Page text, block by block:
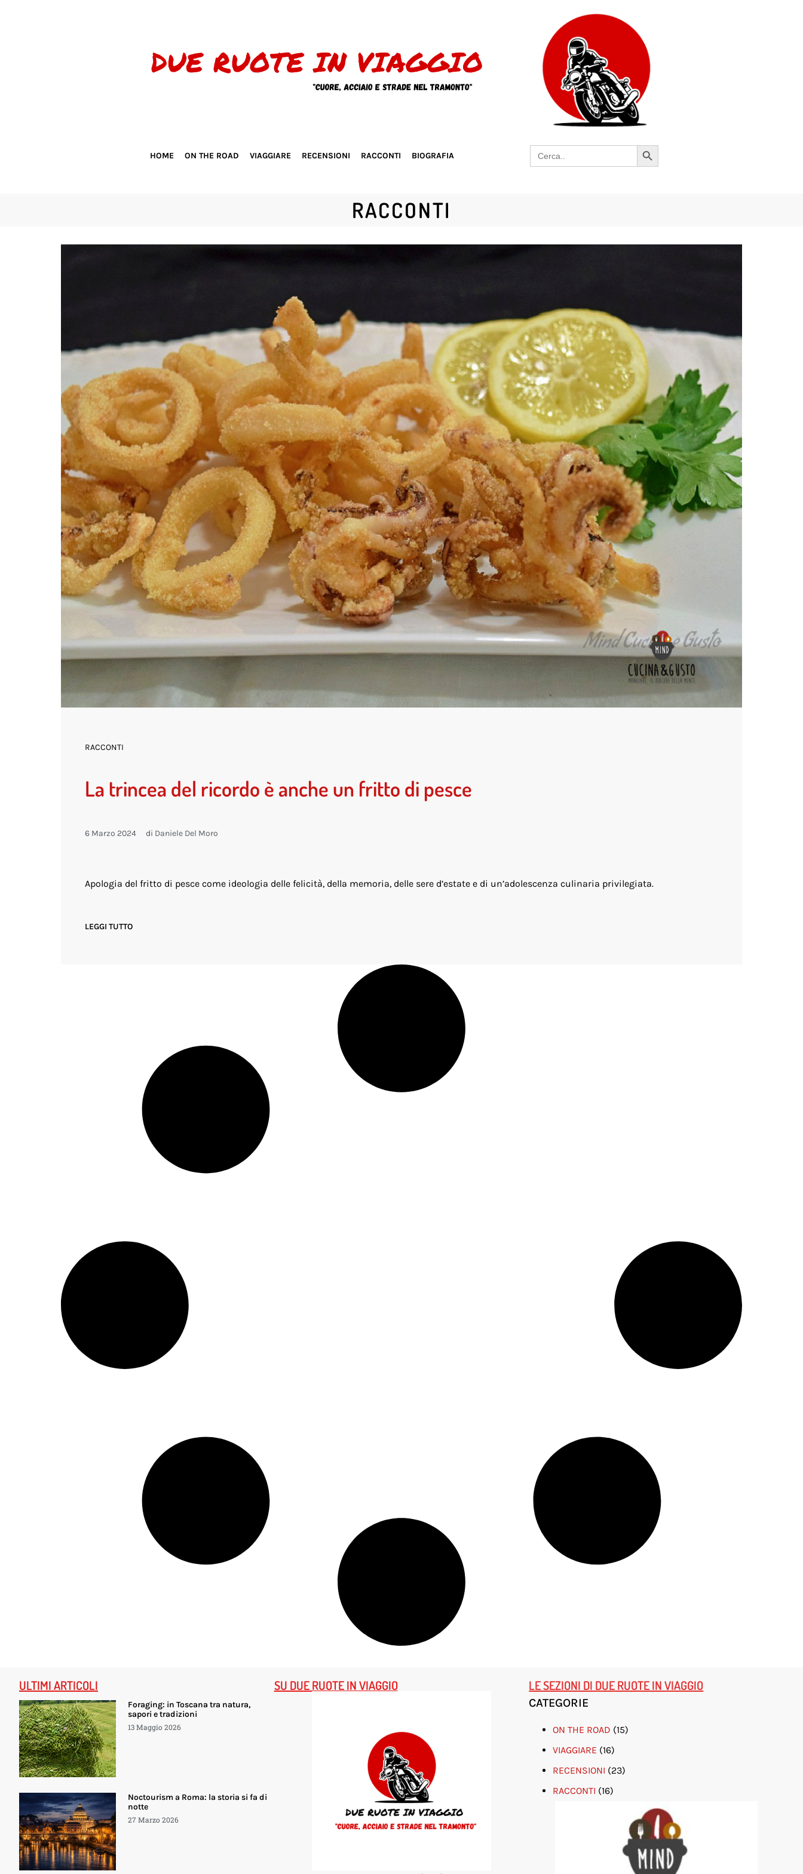
HOME ON THE ROAD VIAGGIARE RECENSIONI RACCONTI BIOGRAFIA
Search
for:
Search Button
RACCONTI
RACCONTI
La trincea del ricordo è anche un fritto di pesce
6 Marzo 2024 di Daniele Del Moro
Apologia del fritto di pesce come ideologia delle felicità, della memoria, delle sere d’estate e di un’adolescenza culinaria privilegiata.
LEGGI TUTTO
ULTIMI ARTICOLI
Foraging: in Toscana tra natura,
sapori e tradizioni
13 Maggio 2026
Noctourism a Roma: la storia si fa di
notte
27 Marzo 2026
SU DUE RUOTE IN VIAGGIO LE SEZIONI DI DUE RUOTE IN VIAGGIO
CATEGORIE
ON THE ROAD (15)
VIAGGIARE (16)
RECENSIONI (23)
RACCONTI (16)